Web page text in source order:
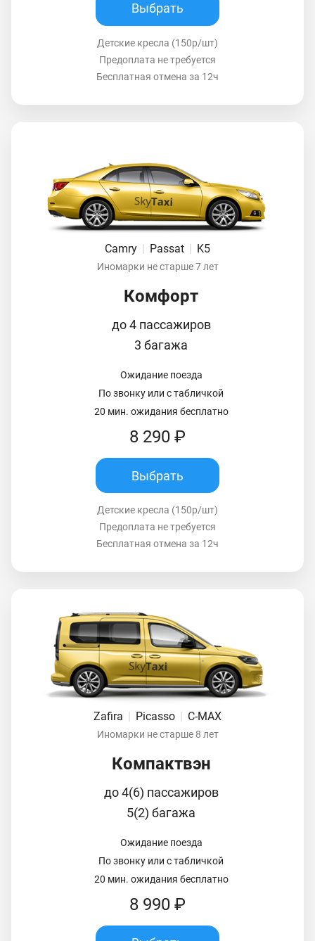
Выбрать
Детские кресла (150р/шт)
Предоплата не требуется
Бесплатная отмена за 12ч
Camry Passat K5
Иномарки не старше 7 лет
Комфорт
до 4 пассажиров
3 багажа
Ожидание поезда
По звонку или с табличкой
20 мин. ожидания бесплатно
8 290 ₽
Выбрать
Детские кресла (150р/шт)
Предоплата не требуется
Бесплатная отмена за 12ч
Zafira | Picasso | C-MAX
Иномарки не старше 8 лет
Компактвэн
до 4(6) пассажиров
5(2) багажа
Ожидание поезда
По звонку или с табличкой
20 мин. ожидания бесплатно
8 990 ₽